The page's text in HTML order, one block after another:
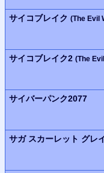
サイコブレイク (The Evil
サイコブレイク2 (The
サイバーパンク2077
サガ スカーレット グレ